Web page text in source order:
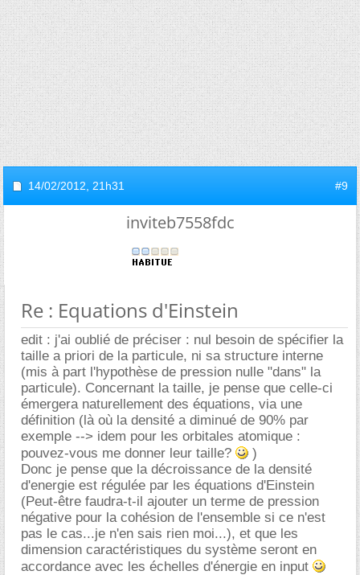
14/02/2012, 21h31 #9
inviteb7558fdc
Re : Equations d'Einstein
edit : j'ai oublié de préciser : nul besoin de spécifier la
taille a priori de la particule, ni sa structure interne
(mis à part l'hypothèse de pression nulle "dans" la
particule). Concernant la taille, je pense que celle-ci
émergera naturellement des équations, via une
définition (là où la densité a diminué de 90% par
exemple --> idem pour les orbitales atomique :
pouvez-vous me donner leur taille?
)
Donc je pense que la décroissance de la densité
d'energie est régulée par les équations d'Einstein
(Peut-être faudra-t-il ajouter un terme de pression
négative pour la cohésion de l'ensemble si ce n'est
pas le cas...je n'en sais rien moi...), et que les
dimension caractéristiques du système seront en
accordance avec les échelles d'énergie en input